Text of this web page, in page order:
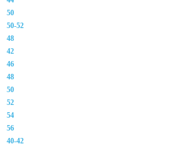
50
50-52
48
42
46
48
50
52
54
56
40-42